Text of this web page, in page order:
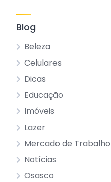
Blog
Beleza
Celulares
Dicas
Educação
Imóveis
Lazer
Mercado de Trabalho
Notícias
Osasco